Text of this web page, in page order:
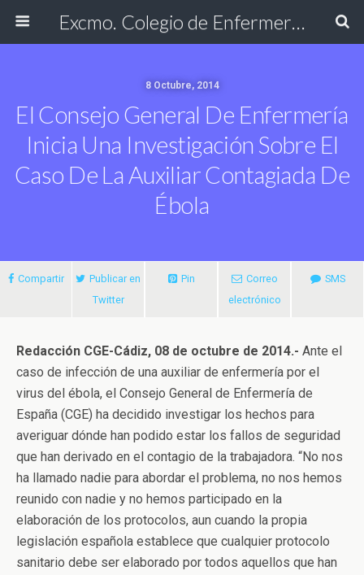
Excmo. Colegio de Enfermería de Cádiz
8 Octubre, 2014
El Consejo General De Enfermería
Inicia Una Investigación Sobre El
Caso De La Auxiliar Contagiada De
Ébola
Compartir
Publicar en
Twitter
Pin
Correo
electrónico
SMS
Redacción CGE-Cádiz, 08 de octubre de 2014.- Ante el
caso de infección de una auxiliar de enfermería por el
virus del ébola, el Consejo General de Enfermería de
España (CGE) ha decidido investigar los hechos para
averiguar dónde han podido estar los fallos de seguridad
que han derivado en el contagio de la trabajadora. “No nos
ha llamado nadie para abordar el problema, no nos hemos
reunido con nadie y no hemos participado en la
elaboración de los protocolos, aun cuando la propia
legislación española establece que cualquier protocolo
sanitario debe ser elaborado por todos aquellos que han